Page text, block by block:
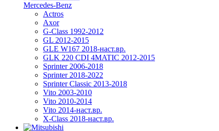
Mercedes-Benz
Actros
Axor
G-Class 1992-2012
GL 2012-2015
GLE W167 2018-наст.вр.
GLK 220 CDI 4MATIC 2012-2015
Sprinter 2006-2018
Sprinter 2018-2022
Sprinter Classic 2013-2018
Vito 2003-2010
Vito 2010-2014
Vito 2014-наст.вр.
X-Class 2018-наст.вр.